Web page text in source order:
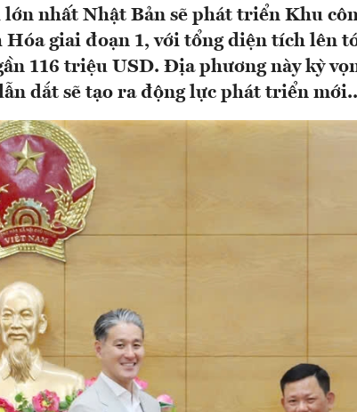
lớn nhất Nhật Bản sẽ phát triển Khu
Hóa giai đoạn 1, với tổng diện tích lên
116 triệu USD. Địa phương này kỳ
dắt sẽ tạo ra động lực phát triển